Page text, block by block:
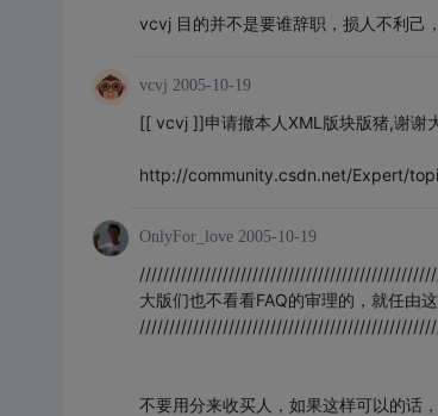
vcvj 目的并不是要谁辞职，损人不利己
vcvj 2005-10-19
[[ vcvj ]]申请撤本人XML版块版猪,谢谢
http://community.csdn.net/Expert/
OnlyFor_love 2005-10-19
大版们也不看看FAQ的审理的，就任由
不要用分来收买人，如果这样可以的话